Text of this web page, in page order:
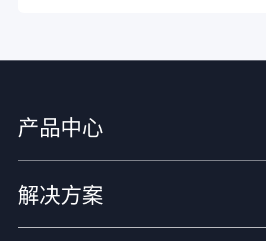
产品中心
解决方案